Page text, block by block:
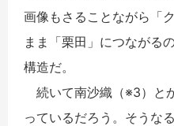
画像もさることながら「
まま「栗田」につながる
構造だ。
続いて南沙織（※3）と
っているだろう。そうな